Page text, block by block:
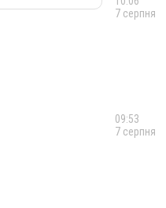
7 серпня
09:53
7 серпня